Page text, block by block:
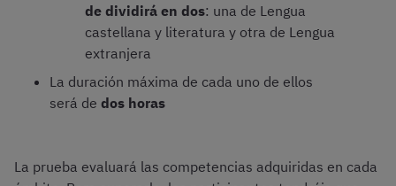
de dividirá en dos: una de Lengua
castellana y literatura y otra de Lengua
extranjera
La duración máxima de cada uno de ellos
será de dos horas
La prueba evaluará las competencias adquiridas en cada